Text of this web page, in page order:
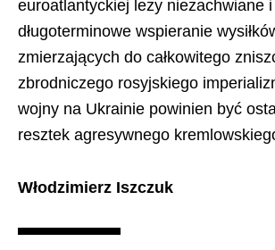
euroatlantyckiej leży niezachwiane i
długoterminowe wspieranie
zmierzających do całkowitego
zbrodniczego rosyjskiego
wojny na Ukrainie powinien być
resztek agresywnego
Włodzimierz Iszczuk